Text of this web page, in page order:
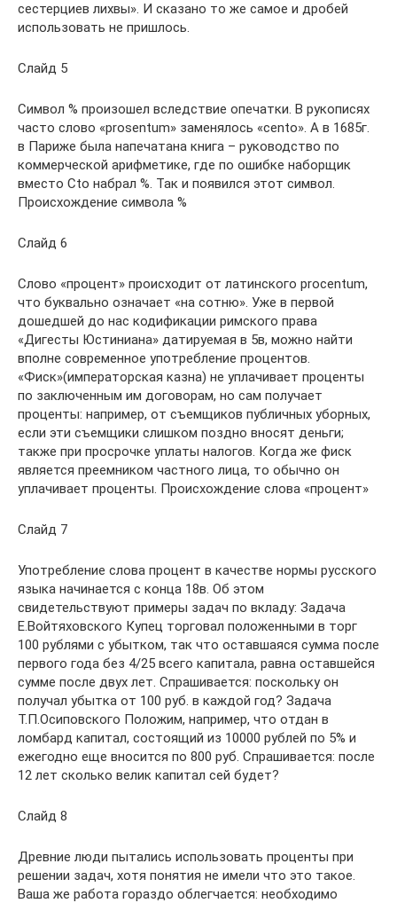
сестерциев лихвы». И сказано то же самое и дробей
использовать не пришлось.
Слайд 5
Символ % произошел вследствие опечатки. В рукописях
часто слово «prosentum» заменялось «cento». А в 1685г.
в Париже была напечатана книга – руководство по
коммерческой арифметике, где по ошибке наборщик
вместо Сto набрал %. Так и появился этот символ.
Происхождение символа %
Слайд 6
Слово «процент» происходит от латинского procentum,
что буквально означает «на сотню». Уже в первой
дошедшей до нас кодификации римского права
«Дигесты Юстиниана» датируемая в 5в, можно найти
вполне современное употребление процентов.
«Фиск»(императорская казна) не уплачивает проценты
по заключенным им договорам, но сам получает
проценты: например, от съемщиков публичных уборных,
если эти съемщики слишком поздно вносят деньги;
также при просрочке уплаты налогов. Когда же фиск
является преемником частного лица, то обычно он
уплачивает проценты. Происхождение слова «процент»
Слайд 7
Употребление слова процент в качестве нормы русского
языка начинается с конца 18в. Об этом
свидетельствуют примеры задач по вкладу: Задача
Е.Войтяховского Купец торговал положенными в торг
100 рублями с убытком, так что оставшаяся сумма после
первого года без 4/25 всего капитала, равна оставшейся
сумме после двух лет. Спрашивается: поскольку он
получал убытка от 100 руб. в каждой год? Задача
Т.П.Осиповского Положим, например, что отдан в
ломбард капитал, состоящий из 10000 рублей по 5% и
ежегодно еще вносится по 800 руб. Спрашивается: после
12 лет сколько велик капитал сей будет?
Слайд 8
Древние люди пытались использовать проценты при
решении задач, хотя понятия не имели что это такое.
Ваша же работа гораздо облегчается: необходимо